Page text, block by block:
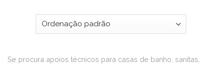
Se procura apoios técnicos para casas de banho, sanitas,